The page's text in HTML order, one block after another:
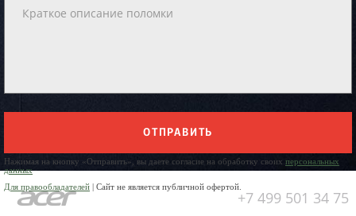
ОТПРАВИТЬ
Нажимая на кнопку «Отправить», вы даете согласие на обработку своих персональных
данных
Для правообладателей | Сайт не является публичной офертой.
+7 499 501 34 75